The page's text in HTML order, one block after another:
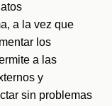
a la vez que
los
a las
y
sin problemas